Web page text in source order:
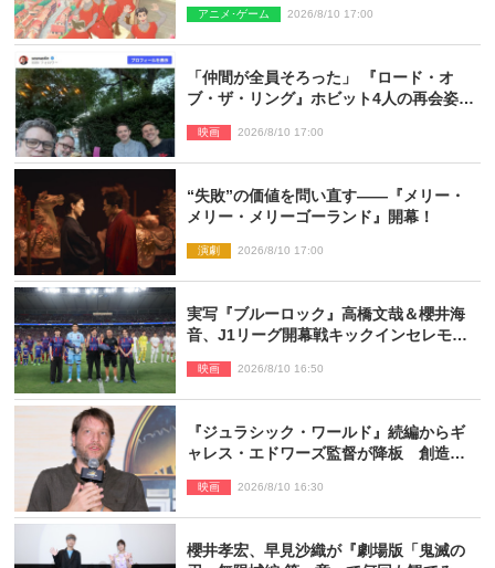
アニメ･ゲーム 2026/8/10 17:00
「仲間が全員そろった」 『ロード・オ
ブ・ザ・リング』ホビット4人の再会姿に
映画 2026/8/10 17:00
“失敗”の価値を問い直す――『メリー・
メリー・メリーゴーランド』開幕！
演劇 2026/8/10 17:00
実写『ブルーロック』高橋文哉＆櫻井海
音、J1リーグ開幕戦キックインセレモニ
映画 2026/8/10 16:50
『ジュラシック・ワールド』続編からギ
ャレス・エドワーズ監督が降板 創造性
映画 2026/8/10 16:30
櫻井孝宏、早見沙織が『劇場版「鬼滅の